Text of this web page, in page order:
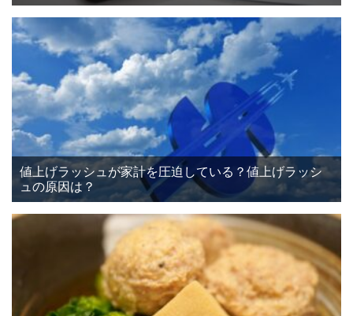
値上げラッシュが家計を圧迫している？値上げラッシ
ュの原因は？